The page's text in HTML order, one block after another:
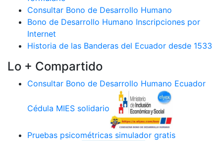
Consultar Bono de Desarrollo Humano
Bono de Desarrollo Humano Inscripciones por
Internet
Historia de las Banderas del Ecuador desde 1533
Lo + Compartido
Consultar Bono de Desarrollo Humano Ecuador
Cédula MIES solidario
Pruebas psicométricas simulador gratis